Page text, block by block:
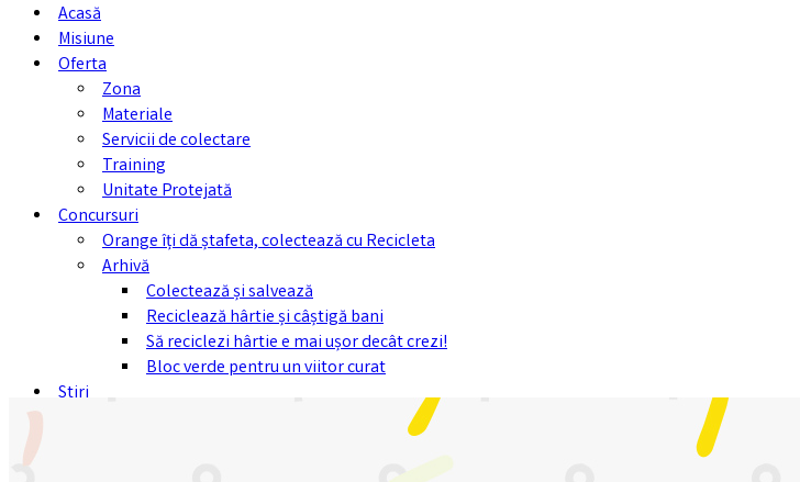
Acasă
Misiune
Oferta
Zona
Materiale
Servicii de colectare
Training
Unitate Protejată
Concursuri
Orange îți dă ștafeta, colectează cu Recicleta
Arhivă
Colectează și salvează
Reciclează hârtie și câștigă bani
Să reciclezi hârtie e mai ușor decât crezi!
Bloc verde pentru un viitor curat
Stiri